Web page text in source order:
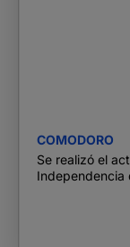
COMODORO
Se realizó el
Independencia